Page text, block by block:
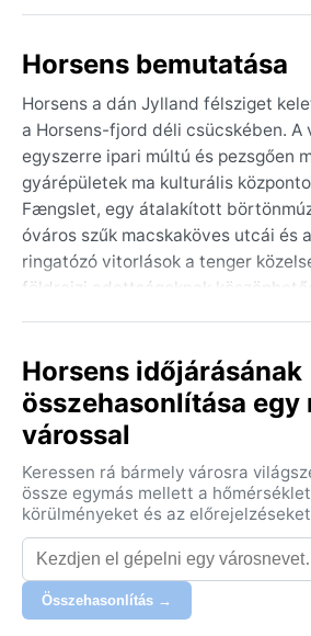
Horsens bemutatása
Horsens a dán Jylland félsziget
a Horsens-fjord déli csücskében. A
egyszerre ipari múltú és pezsgően
gyárépületek ma kulturális
Fængslet, egy átalakított
óváros szűk macskaköves utcái és
ringatózó vitorlások a tenger
földrajzi adottságoknak
A klíma a Koppen-féle Dfb
nedves kontinentális, meleg
kellemesen melegek, júliusban 20-
hidegek, de nem zordak:
nappali hőmérséklet 0-3°C körül
a havazás, bár a hótakaró ritkán
Az éves csapadék mennyisége
800 mm, egyenletes eloszlásban – a
legcsapadékosabb hónapok az ősz
Horsens időjárásának
összehasonlítása egy
várossal
Keressen rá bármely városra
össze egymás mellett a
körülményeket és az
Összehasonlítás →